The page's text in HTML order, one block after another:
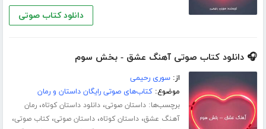
دانلود کتاب صوتی
🎧 دانلود کتاب صوتی آهنگ عشق - بخش سوم
از:سوری رحیمی
موضوع:کتاب‌های صوتی رایگان داستان و رمان
برچسب‌ها:داستان صوتی،دانلود داستان کوتاه،رمان
آهنگ عشق،داستان کوتاه،داستان صوتی،کتاب صوتی،